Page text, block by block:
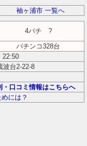
袖ヶ浦市 一覧へ
4パチ ?
パチンコ328台
波台2-22-8
口コミ情報はこちらへ
には？